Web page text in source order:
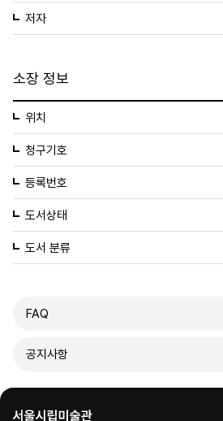
저자
소장 정보
위치
청구기호
등록번호
도서상태
도서 분류
FAQ
공지사항